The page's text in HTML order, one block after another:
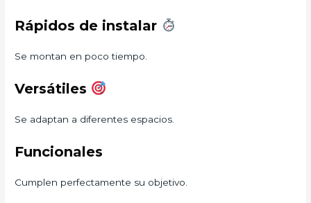
Rápidos de instalar
Se montan en poco tiempo.
Versátiles
Se adaptan a diferentes espacios.
Funcionales
Cumplen perfectamente su objetivo.